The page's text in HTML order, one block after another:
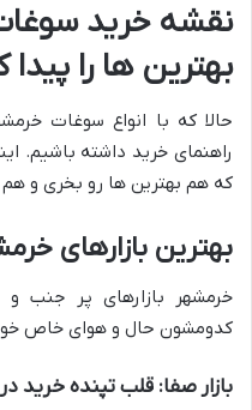
نقشه خرید
بهترین ها را پیدا
حالا که با انواع سوغات
راهنمای خرید داشته باشیم.
که هم بهترین ها رو بخری و هم
بهترین بازارهای
خرمشهر بازارهای پر جنب
کدومشون حال و هوای خاص
بازار صفا: قلب تپنده خرید